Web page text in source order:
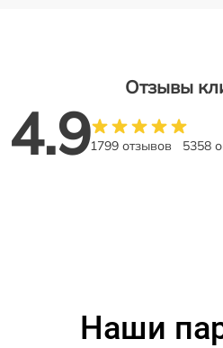
Отзывы
4.91799 отзывов 5358
Наши